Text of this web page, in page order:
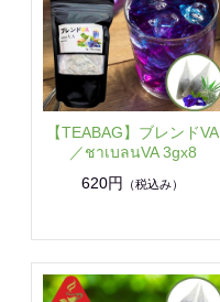
【TEABAG】ブレンドVA
／ชาเบลนVA 3gx8
620円
（税込み）